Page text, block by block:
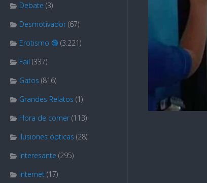
Debate (3)
Desmotivador (67)
Erotismo 🔞 (3.221)
Fail (337)
Gatos (816)
Grandes Relatos (1)
Hora de comer (113)
Ilusiones ópticas (28)
Interesante (295)
Internet (17)